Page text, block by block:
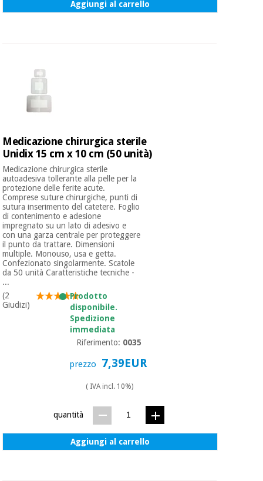
Aggiungi al carrello
Medicazione chirurgica sterile
Unidix 15 cm x 10 cm (50 unità)
Medicazione chirurgica sterile
autoadesiva tollerante alla pelle per la
protezione delle ferite acute.
Comprese suture chirurgiche, punti di
sutura inserimento del catetere. Foglio
di contenimento e adesione
impregnato su un lato di adesivo e
con una garza centrale per proteggere
il punto da trattare. Dimensioni
multiple. Monouso, usa e getta.
Confezionato singolarmente. Scatole
da 50 unità Caratteristiche tecniche -
...
(2
Giudizi)
Prodotto
disponibile.
Spedizione
immediata
Riferimento: 0035
prezzo 7,39EUR
( IVA incl. 10%)
quantità
Aggiungi al carrello